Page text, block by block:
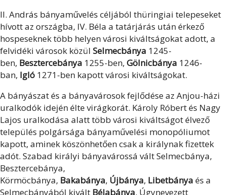
II. András bányaművelés céljából thüringiai telepeseket
hívott az országba, IV. Béla a tatárjárás után érkező
hospeseknek több helyen városi kiváltságokat adott, a
felvidéki városok közül Selmecbánya 1245-
ben, Besztercebánya 1255-ben, Gölnicbánya 1246-
ban, Igló 1271-ben kapott városi kiváltságokat.
A bányászat és a bányavárosok fejlődése az Anjou-házi
uralkodók idején élte virágkorát. Károly Róbert és Nagy
Lajos uralkodása alatt több városi kiváltságot élvező
település polgársága bányaművelési monopóliumot
kapott, aminek köszönhetően csak a királynak fizettek
adót. Szabad királyi bányavárossá vált Selmecbánya,
Besztercebánya,
Körmöcbánya, Bakabánya, Újbánya, Libetbánya és a
Selmecbányából kivált Bélabánya. Úgynevezett